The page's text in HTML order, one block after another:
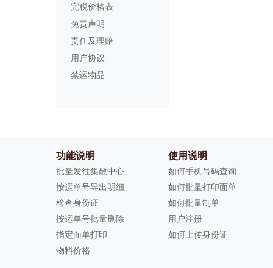
完税价格表
免责声明
责任及理赔
用户协议
禁运物品
功能说明
批量发往集散中心
按运单号导出明细
检查身份证
按运单号批量删除
指定面单打印
物料价格
使用说明
如何手机号码查询
如何批量打印面单
如何批量制单
用户注册
如何上传身份证